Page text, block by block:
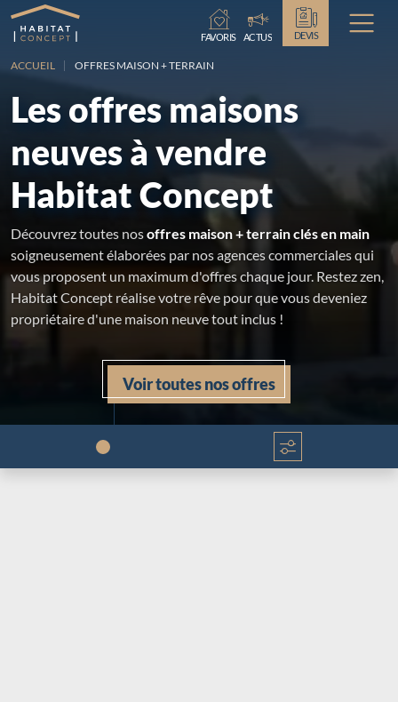
Chargement...
FAVORIS ACTUS DEVIS
ACCUEIL OFFRES MAISON + TERRAIN
Les offres maisons
neuves à vendre
Habitat Concept
Découvrez toutes nosoffres maison + terrain clés en main
soigneusement élaborées par nos agences commerciales qui
vous proposent un maximum d'offres chaque jour. Restez zen,
Habitat Concept réalise votre rêve pour que vous deveniez
propriétaire d'une maison neuve tout inclus !
Voir toutes nos offres
Chargement...